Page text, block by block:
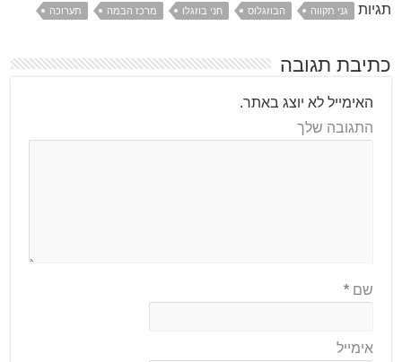
תגיות גני תקווה הבוזגלוס חני בוזגלו מרכז הבמה תערוכה
כתיבת תגובה
האימייל לא יוצג באתר.
התגובה שלך
שם*
אימייל